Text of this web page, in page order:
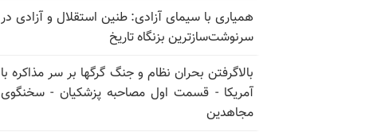
همیاری با سیمای آزادی: طنین استقلال و آزادی در
سرنوشت‌سازترین بزنگاه تاریخ
بالا‌گرفتن بحران نظام و جنگ گرگها بر سر مذاکره با
آمریکا - قسمت اول مصاحبه پزشکیان - سخنگوی
مجاهدین